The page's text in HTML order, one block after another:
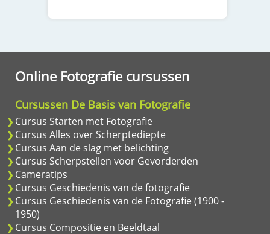
Online Fotografie cursussen
Cursussen De Basis van Fotografie
Cursus Starten met Fotografie
Cursus Alles over Scherptediepte
Cursus Aan de slag met belichting
Cursus Scherpstellen voor Gevorderden
Cameratips
Cursus Geschiedenis van de fotografie
Cursus Geschiedenis van de Fotografie (1900 -
1950)
Cursus Compositie en Beeldtaal